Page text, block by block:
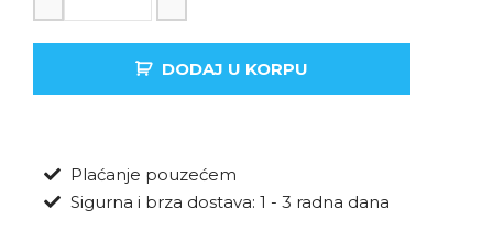
DODAJ U KORPU
Plaćanje pouzećem
Sigurna i brza dostava: 1 - 3 radna dana